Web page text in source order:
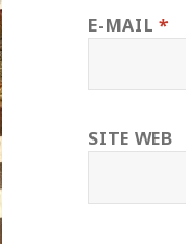
E-MAIL *
SITE WEB